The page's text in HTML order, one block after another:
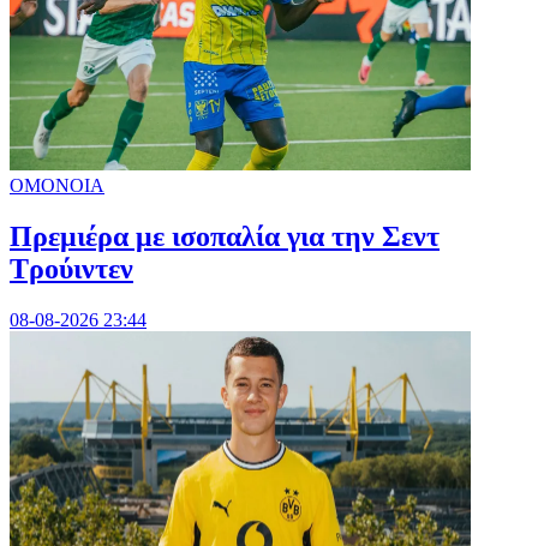
ΟΜΟΝΟΙΑ
Πρεμιέρα με ισοπαλία για την Σεντ
Τρούιντεν
08-08-2026 23:44